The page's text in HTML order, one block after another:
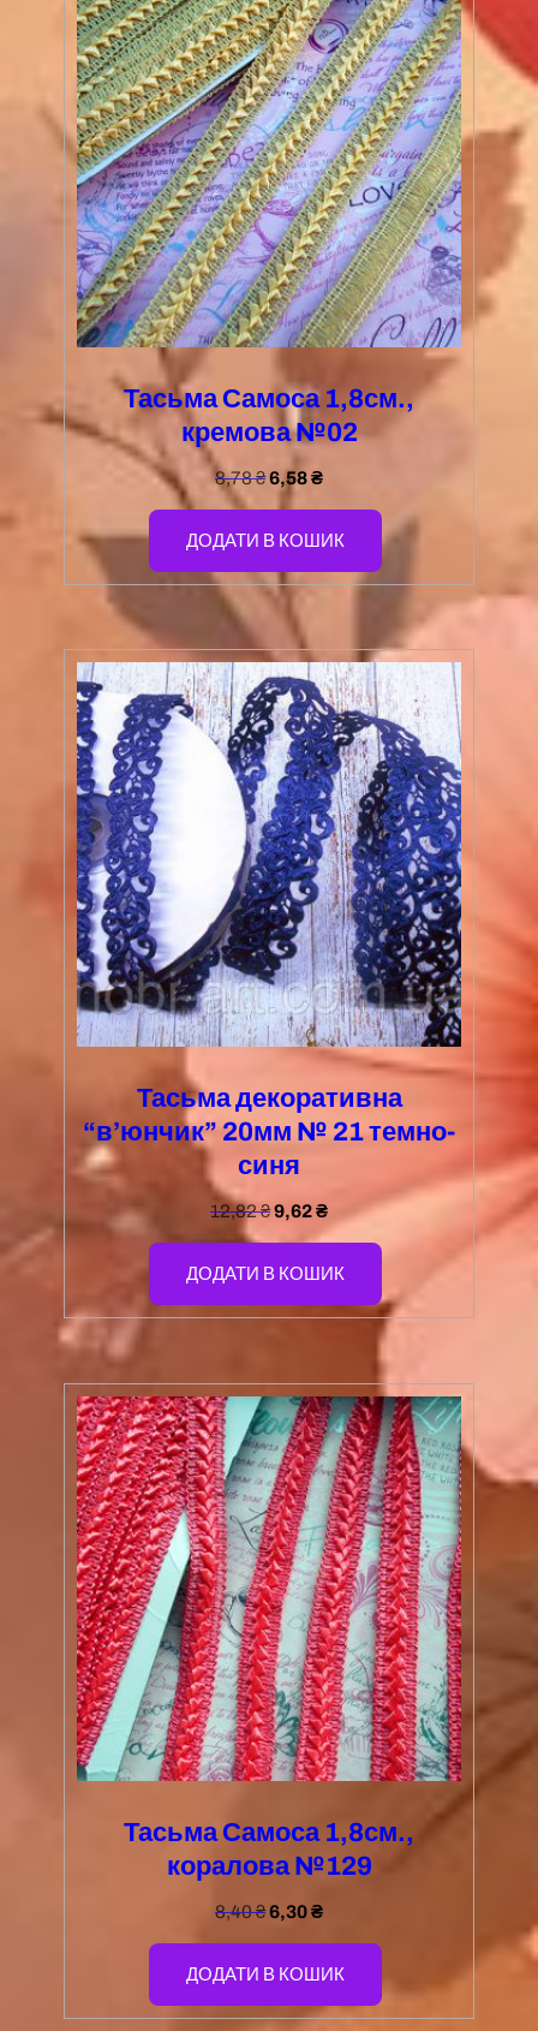
Тасьма Самоса 1,8см.,
кремова №02
8,78₴6,58₴
ДОДАТИ В КОШИК
Тасьма декоративна
“в’юнчик” 20мм № 21 темно-
синя
12,82₴9,62₴
ДОДАТИ В КОШИК
Тасьма Самоса 1,8см.,
коралова №129
8,40₴6,30₴
ДОДАТИ В КОШИК